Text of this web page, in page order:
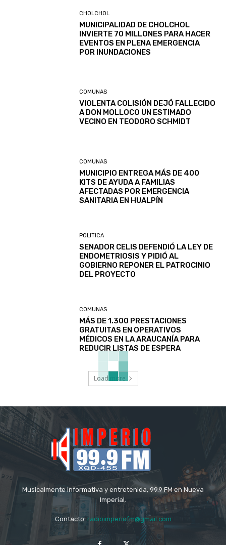
CHOLCHOL
MUNICIPALIDAD DE CHOLCHOL
INVIERTE 70 MILLONES PARA HACER
EVENTOS EN PLENA EMERGENCIA
POR INUNDACIONES
COMUNAS
VIOLENTA COLISIÓN DEJÓ FALLECIDO
A DON MOLLOCO UN ESTIMADO
VECINO EN TEODORO SCHMIDT
COMUNAS
MUNICIPIO ENTREGA MÁS DE 400
KITS DE AYUDA A FAMILIAS
AFECTADAS POR EMERGENCIA
SANITARIA EN HUALPÍN
POLITICA
SENADOR CELIS DEFENDIÓ LA LEY DE
ENDOMETRIOSIS Y PIDIÓ AL
GOBIERNO REPONER EL PATROCINIO
DEL PROYECTO
COMUNAS
MÁS DE 1.300 PRESTACIONES
GRATUITAS EN OPERATIVOS
MÉDICOS EN LA ARAUCANÍA PARA
REDUCIR LISTAS DE ESPERA
Load more
Musicalmente informativa y entretenida, 99.9 FM en Nueva
Imperial.
Contacto: radioimperiofm@gmail.com